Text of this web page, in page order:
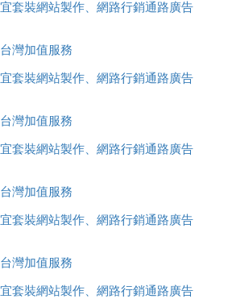
套裝網站製作、網路行銷通路廣告
委託旅行社銷售，全面優惠中....
灣加值服務
套裝網站製作、網路行銷通路廣告
委託旅行社銷售，全面優惠中....
灣加值服務
套裝網站製作、網路行銷通路廣告
委託旅行社銷售，全面優惠中....
灣加值服務
套裝網站製作、網路行銷通路廣告
委託旅行社銷售，全面優惠中....
灣加值服務
套裝網站製作、網路行銷通路廣告